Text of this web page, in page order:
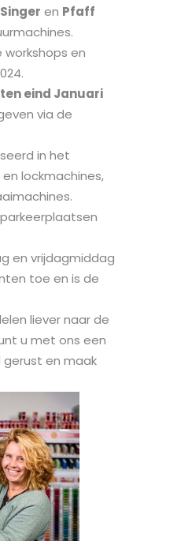
en Pfaff
workshops en
eind Januari
via de
in het
lockmachines,
en vrijdagmiddag
toe en is de
liever naar de
u met ons een
gerust en maak